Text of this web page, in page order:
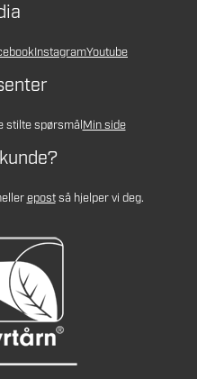
InstagramYoutube
stilte spørsmålMin side
ellerepostså hjelper vi deg.